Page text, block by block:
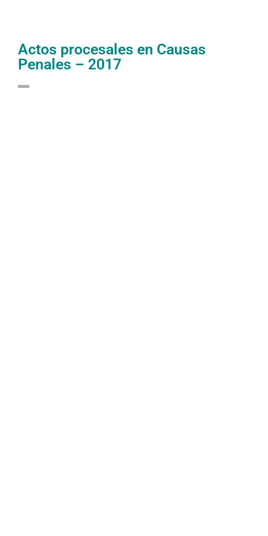
Actos procesales en Causas
Penales – 2017